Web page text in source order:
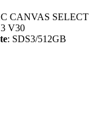
CANVAS SELECT
V30
: SDS3/512GB